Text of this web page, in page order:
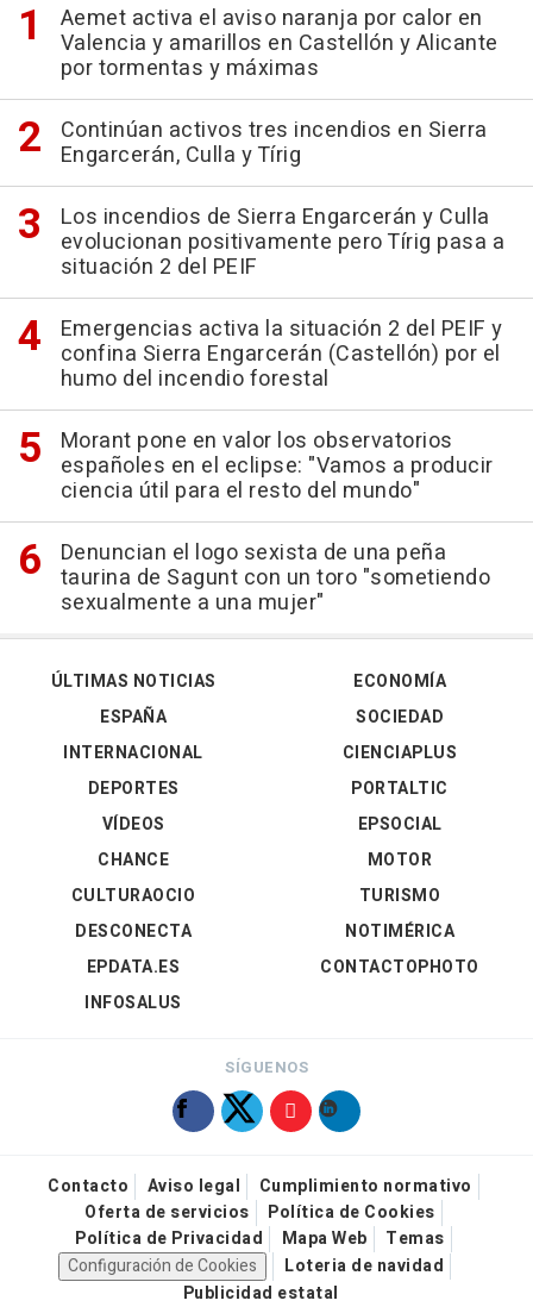
Aemet activa el aviso naranja por calor en
Valencia y amarillos en Castellón y Alicante
por tormentas y máximas
Continúan activos tres incendios en Sierra
Engarcerán, Culla y Tírig
Los incendios de Sierra Engarcerán y Culla
evolucionan positivamente pero Tírig pasa a
situación 2 del PEIF
Emergencias activa la situación 2 del PEIF y
confina Sierra Engarcerán (Castellón) por el
humo del incendio forestal
Morant pone en valor los observatorios
españoles en el eclipse: "Vamos a producir
ciencia útil para el resto del mundo"
Denuncian el logo sexista de una peña
taurina de Sagunt con un toro "sometiendo
sexualmente a una mujer"
ÚLTIMAS NOTICIAS
ESPAÑA
INTERNACIONAL
DEPORTES
VÍDEOS
ECONOMÍA
SOCIEDAD
CIENCIAPLUS
PORTALTIC
EPSOCIAL
CHANCE
CULTURAOCIO
DESCONECTA
EPDATA.ES
INFOSALUS
MOTOR
TURISMO
NOTIMÉRICA
CONTACTOPHOTO
SÍGUENOS
Contacto Aviso legal
Cumplimiento normativo
Oferta de servicios
Política de Cookies
Política de Privacidad
Mapa Web
Temas
Configuración de Cookies
Loteria de navidad
Publicidad estatal